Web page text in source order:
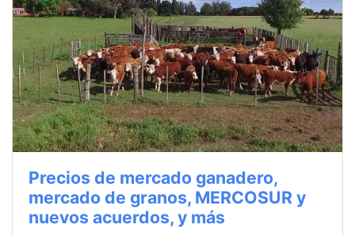
Precios de mercado ganadero,
mercado de granos, MERCOSUR y
nuevos acuerdos, y más